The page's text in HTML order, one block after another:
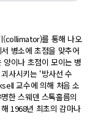
(collimator)를 통해 나오
병소에 초점을 맞추어
이나 초점이 모이는 병
사시키는 ‘방사선 수
교수에 의해 처음 소
한 스웨덴 스톡홀름의
1968년 최초의 감마나